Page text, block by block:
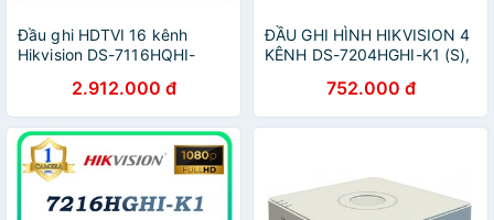
Đầu ghi HDTVI 16 kênh
Hikvision DS-7116HQHI-
2.912.000 đ
ĐẦU GHI HÌNH HIKVISION 4
KÊNH DS-7204HGHI-K1 (S),
752.000 đ